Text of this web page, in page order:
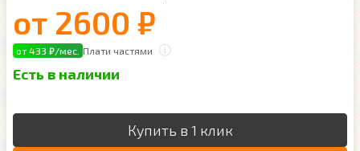
от 2600 ₽
от 433 ₽/мес. Плати частями
Есть в наличии
Купить в 1 клик